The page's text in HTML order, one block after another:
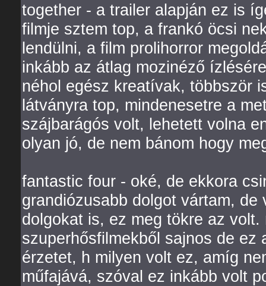
together - a trailer alapján ez is
filmje sztem top, a frankó öcsi
lendülni, a film prolihorror
inkább az átlag mozinéző
néhol egész kreatívak, többször
látványra top, mindenesetre a
szájbarágós volt, lehetett volna
olyan jó, de nem bánom hogy
fantastic four - oké, de ekkora
grandiózusabb dolgot vártam,
dolgokat is, ez meg tökre az
szuperhősfilmekből sajnos de
érzetet, h milyen volt ez, amíg
műfajává, szóval ez inkább volt